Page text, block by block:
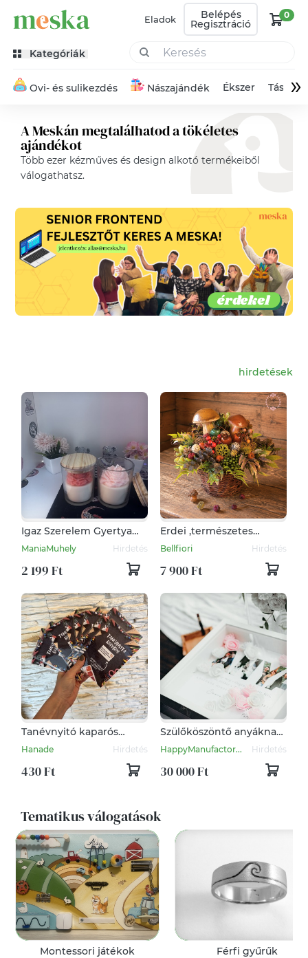
Eladok Belépés
Regisztráció
0
Kategóriák
Ovi- és sulikezdés Nászajándék Ékszer Táska»
A Meskán megtalálhatod a tökéletes
ajándékot
Több ezer kézműves és design alkotó termékeiből
válogathatsz.
hirdetések
Igaz Szerelem Gyertya
Nagy
ManiaMuhely Hirdetés
2 199 Ft
Erdei ,természetes
hatású asztali dekoráció.
Bellfiori Hirdetés
7 900 Ft
Tanévnyitó kaparós
iskolásoknak
Hanade Hirdetés
430 Ft
Szülőköszöntő anyáknak
(2 db), egyedi grafikával
és különleges
dekorációval
HappyManufactor... Hirdetés
30 000 Ft
Tematikus válogatások
Montessori játékok Férfi gyűrűk